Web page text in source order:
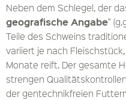
Neben dem Schlegel, der
geografische Angabe"
Teile des Schweins
variiert je nach
Monate reift. Der gesamte
strengen
der gentechnikfreien